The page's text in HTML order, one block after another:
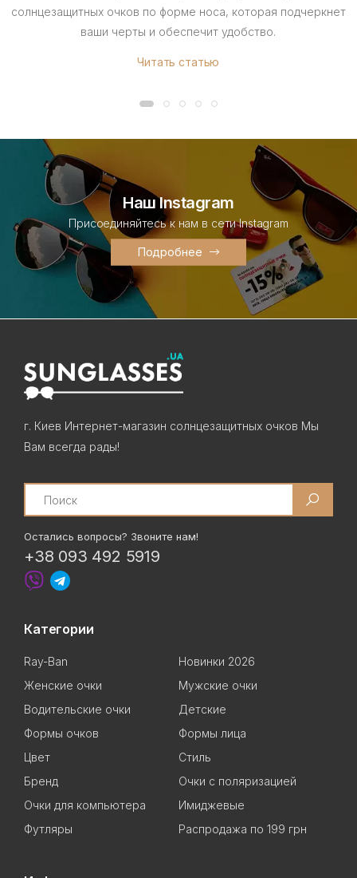
солнцезащитных очков по форме носа, которая подчеркнет
ваши черты и обеспечит удобство.
Читать статью
Наш Instagram
Присоединяйтесь к нам в сети Instagram
Подробнее
г. Киев Интернет-магазин солнцезащитных очков Мы
Вам всегда рады!
Search
Остались вопросы? Звоните нам!
+38 093 492 5919
Категории
Ray-Ban
Новинки 2026
Женские очки
Мужские очки
Водительские очки
Детские
Формы очков
Формы лица
Цвет
Стиль
Бренд
Очки с поляризацией
Очки для компьютера
Имиджевые
Футляры
Распродажа по 199 грн